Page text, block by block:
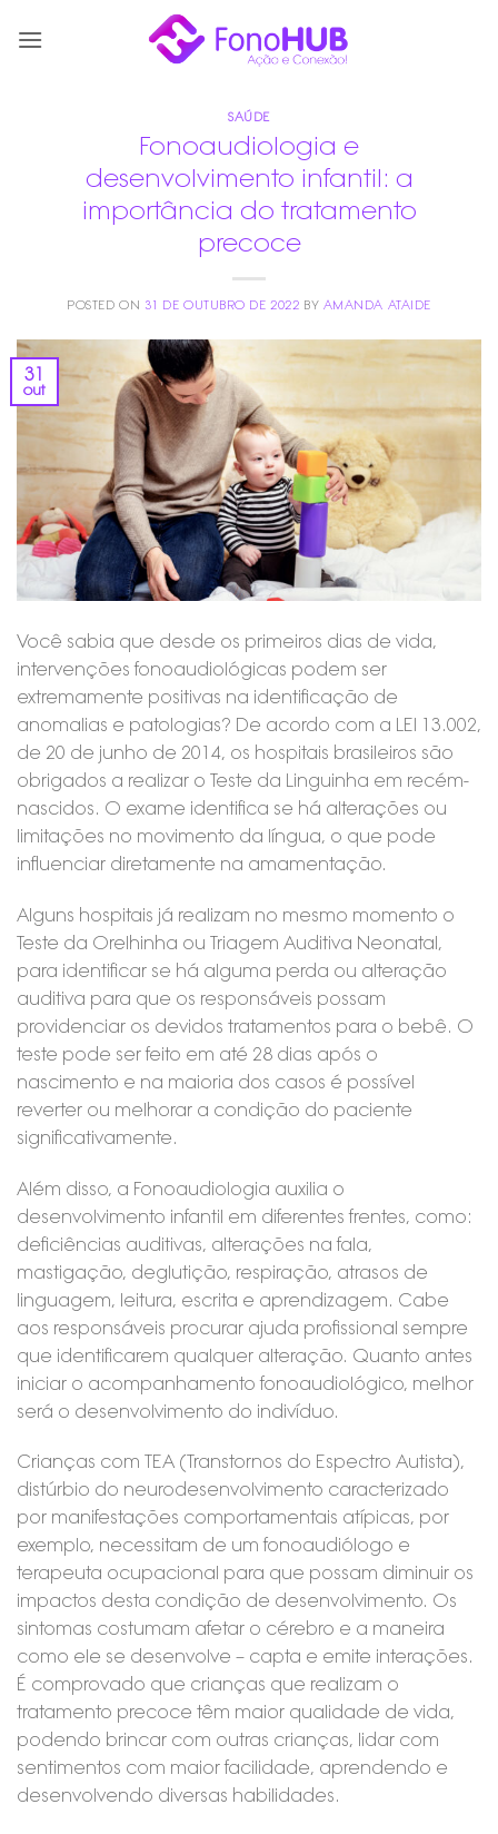
SAÚDE
Fonoaudiologia e
desenvolvimento infantil: a
importância do tratamento
precoce
POSTED ON 31 DE OUTUBRO DE 2022 BY AMANDA ATAIDE
31
out
Você sabia que desde os primeiros dias de vida,
intervenções fonoaudiológicas podem ser
extremamente positivas na identificação de
anomalias e patologias? De acordo com a LEI 13.002,
de 20 de junho de 2014, os hospitais brasileiros são
obrigados a realizar o Teste da Linguinha em recém-
nascidos. O exame identifica se há alterações ou
limitações no movimento da língua, o que pode
influenciar diretamente na amamentação.
Alguns hospitais já realizam no mesmo momento o
Teste da Orelhinha ou Triagem Auditiva Neonatal,
para identificar se há alguma perda ou alteração
auditiva para que os responsáveis possam
providenciar os devidos tratamentos para o bebê. O
teste pode ser feito em até 28 dias após o
nascimento e na maioria dos casos é possível
reverter ou melhorar a condição do paciente
significativamente.
Além disso, a Fonoaudiologia auxilia o
desenvolvimento infantil em diferentes frentes, como:
deficiências auditivas, alterações na fala,
mastigação, deglutição, respiração, atrasos de
linguagem, leitura, escrita e aprendizagem. Cabe
aos responsáveis procurar ajuda profissional sempre
que identificarem qualquer alteração. Quanto antes
iniciar o acompanhamento fonoaudiológico, melhor
será o desenvolvimento do indivíduo.
Crianças com TEA (Transtornos do Espectro Autista),
distúrbio do neurodesenvolvimento caracterizado
por manifestações comportamentais atípicas, por
exemplo, necessitam de um fonoaudiólogo e
terapeuta ocupacional para que possam diminuir os
impactos desta condição de desenvolvimento. Os
sintomas costumam afetar o cérebro e a maneira
como ele se desenvolve – capta e emite interações.
É comprovado que crianças que realizam o
tratamento precoce têm maior qualidade de vida,
podendo brincar com outras crianças, lidar com
sentimentos com maior facilidade, aprendendo e
desenvolvendo diversas habilidades.